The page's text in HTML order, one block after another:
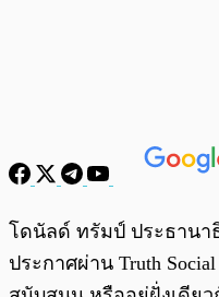
พร้อมเล่น
โดนัลด์ ทรัมป์ ประธาน
ประกาศผ่าน Truth